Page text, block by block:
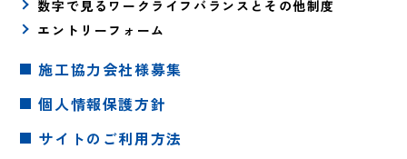
数字で見るワークライフバランスとその他制度
エントリーフォーム
施工協力会社様募集
個人情報保護方針
サイトのご利用方法